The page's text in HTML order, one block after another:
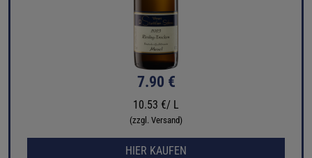
7.90 €
10.53 €/ L
(zzgl. Versand)
HIER KAUFEN